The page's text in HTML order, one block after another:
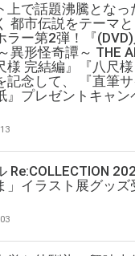
上で話題沸騰となっ
都市伝説をテーマ
ラー第2弾！『
異形怪奇譚～ THE
様 完結編』『八尺
記念して、 『直筆
』プレゼントキャン
Re:COLLECTION
」イラスト展グッ